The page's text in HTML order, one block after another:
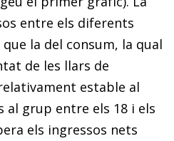
entre els diferents
la del consum, la qual
de les llars de
estable al
al grup entre els 18 i els
els ingressos nets